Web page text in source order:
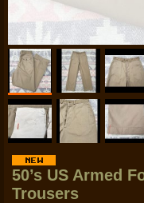
50’s US Armed
Trousers